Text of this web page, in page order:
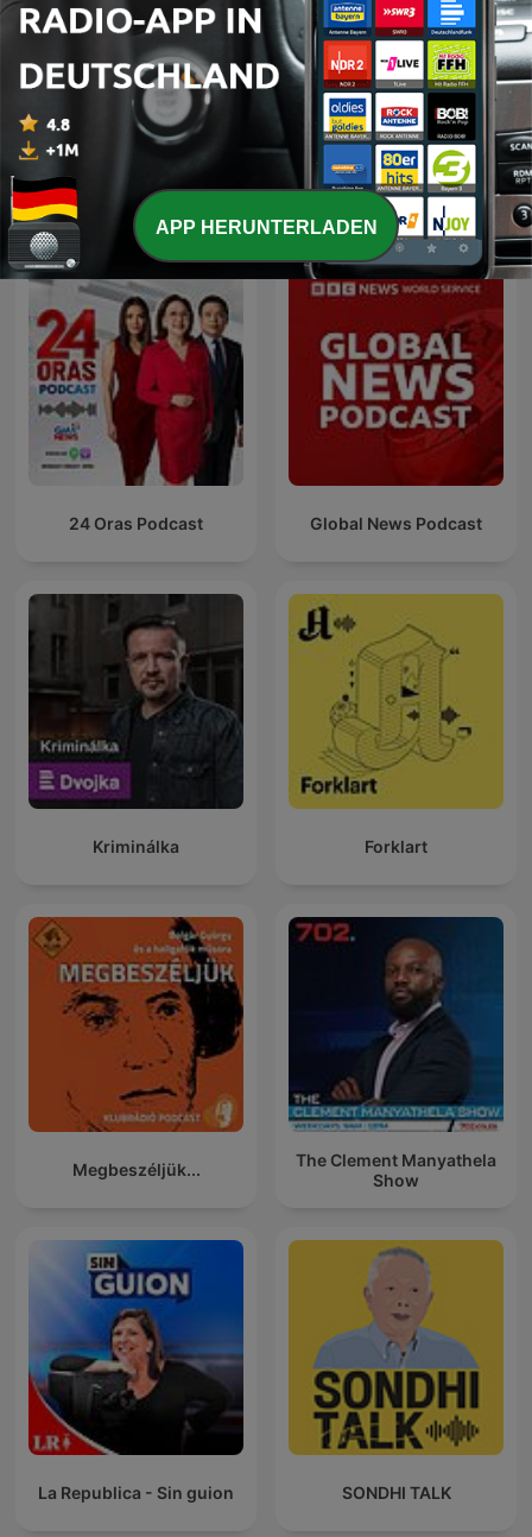
Alles auf Aktien – Die
täglichen Finanzen-News
C dans l'air
Internationale Nachrichten-Podcasts
24 Oras Podcast Global News Podcast
Kriminálka Forklart
Megbeszéljük...
The Clement Manyathela
Show
La Republica - Sin guion SONDHI TALK
APP HERUNTERLADEN